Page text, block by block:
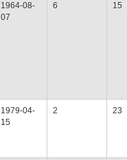
1964-08-
07
6 15
1979-04-
15
2 23